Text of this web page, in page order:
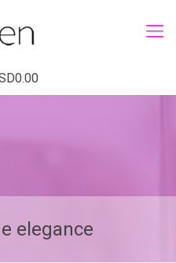
elegance